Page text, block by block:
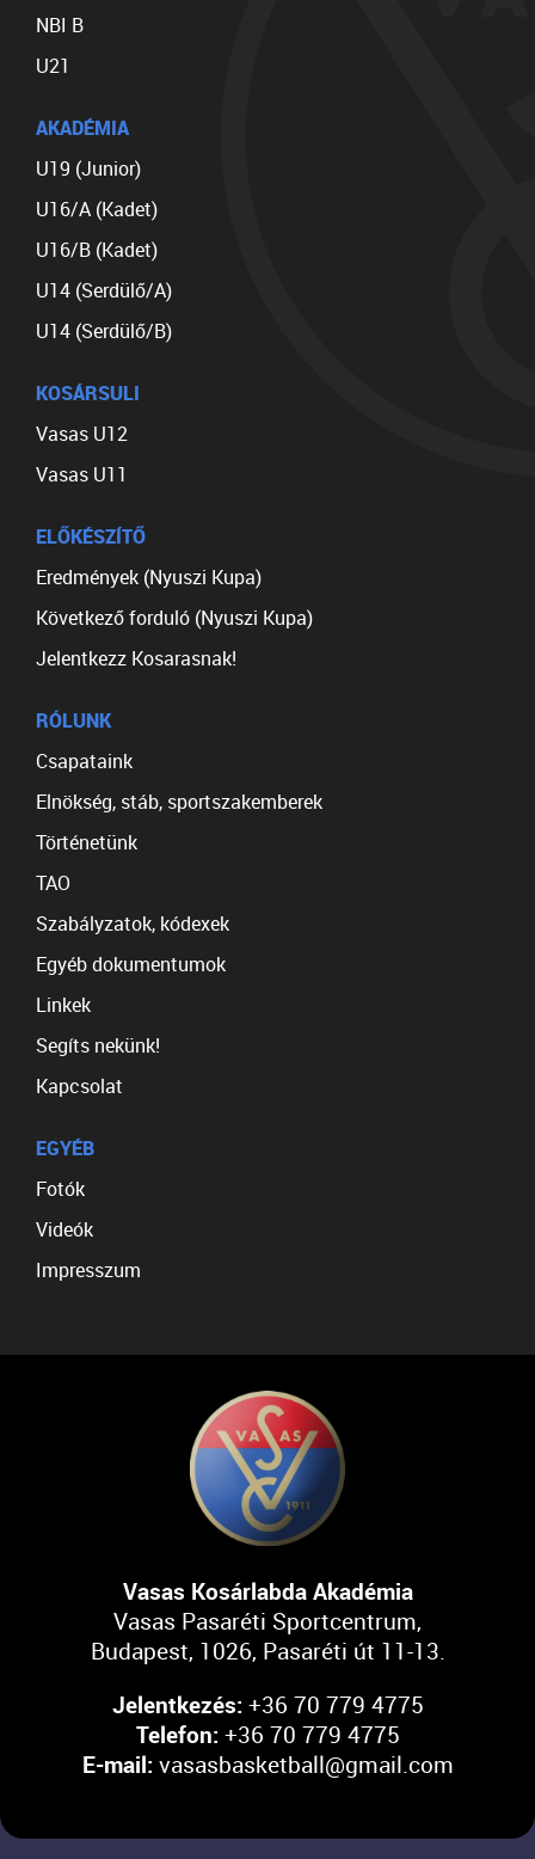
NBI B
U21
AKADÉMIA
U19 (Junior)
U16/A (Kadet)
U16/B (Kadet)
U14 (Serdülő/A)
U14 (Serdülő/B)
KOSÁRSULI
Vasas U12
Vasas U11
ELŐKÉSZÍTŐ
Eredmények (Nyuszi Kupa)
Következő forduló (Nyuszi Kupa)
Jelentkezz Kosarasnak!
RÓLUNK
Csapataink
Elnökség, stáb, sportszakemberek
Történetünk
TAO
Szabályzatok, kódexek
Egyéb dokumentumok
Linkek
Segíts nekünk!
Kapcsolat
EGYÉB
Fotók
Videók
Impresszum
Vasas Kosárlabda Akadémia
Vasas Pasaréti Sportcentrum,
Budapest, 1026, Pasaréti út 11-13.
Jelentkezés: +36 70 779 4775
Telefon: +36 70 779 4775
E-mail: vasasbasketball@gmail.com